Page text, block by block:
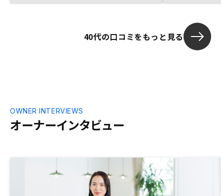
たのが決め手になりました。サポートの担
をあてがっているものと思いますが、上
たのが一番の
40代の口コミをもっと見る
オーナーインタビュー
OWNER INTERVIEWS